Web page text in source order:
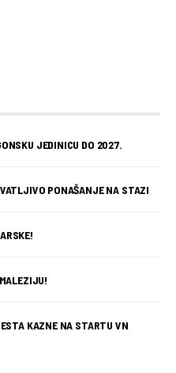
JEDINICU DO 2027.
PONAŠANJE NA STAZI
KAZNE NA STARTU VN